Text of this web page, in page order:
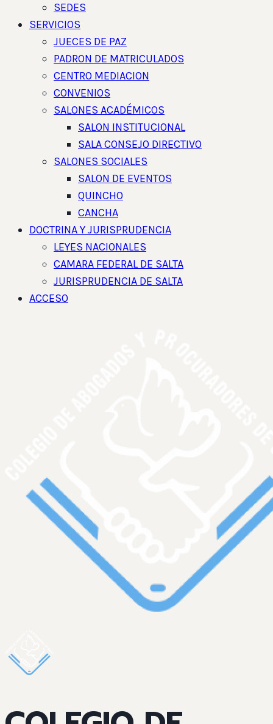
SEDES
SERVICIOS
JUECES DE PAZ
PADRON DE MATRICULADOS
CENTRO MEDIACION
CONVENIOS
SALONES ACADÉMICOS
SALON INSTITUCIONAL
SALA CONSEJO DIRECTIVO
SALONES SOCIALES
SALON DE EVENTOS
QUINCHO
CANCHA
DOCTRINA Y JURISPRUDENCIA
LEYES NACIONALES
CAMARA FEDERAL DE SALTA
JURISPRUDENCIA DE SALTA
ACCESO